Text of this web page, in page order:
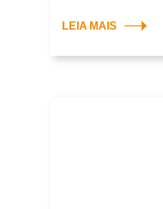
LEIA MAIS